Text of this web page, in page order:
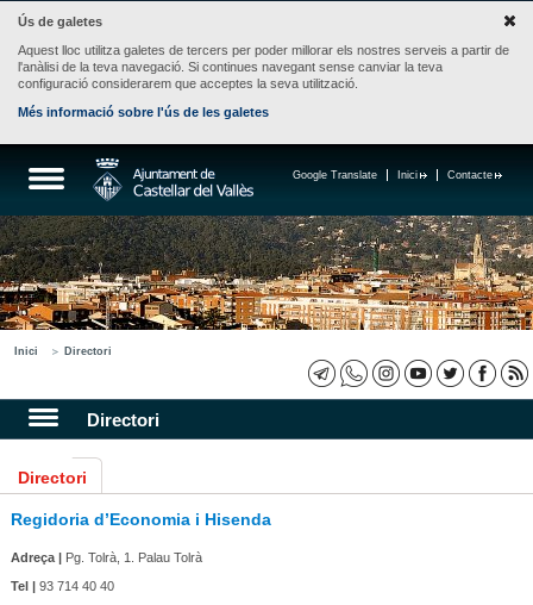
Ús de galetes
Aquest lloc utilitza galetes de tercers per poder millorar els nostres serveis a partir de
l'anàlisi de la teva navegació. Si continues navegant sense canviar la teva
configuració considerarem que acceptes la seva utilització.
Més informació sobre l'ús de les galetes
Contacte
Inici
Google Translate
Inici Directori
Directori
Directori
Regidoria d’Economia i Hisenda
Adreça |Pg. Tolrà, 1. Palau Tolrà
Tel |93 714 40 40